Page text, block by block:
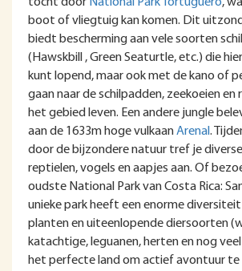
boot of vliegtuig kan komen. Dit
biedt bescherming aan vele soorten
(Hawskbill , Green Seaturtle, etc.) die
kunt lopend, maar ook met de kano of
gaan naar de schilpadden, zeekoeien
het gebied leven. Een andere jungle
aan de 1633m hoge vulkaanArenal.
door de bijzondere natuur tref je
reptielen, vogels en aapjes aan. Of
oudste National Park van Costa Rica:
unieke park heeft een enorme
planten en uiteenlopende diersoorten
katachtige, leguanen, herten en nog
het perfecte land om actief avontuur te